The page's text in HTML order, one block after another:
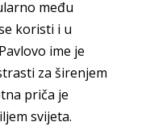
među
koristi i u
ime je
za širenjem
priča je
svijeta.